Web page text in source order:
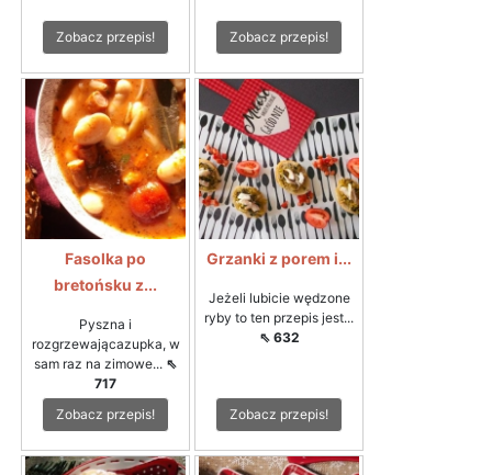
Zobacz przepis! Zobacz przepis!
Fasolka po
bretońsku z...
Pyszna i
rozgrzewającazupka, w
sam raz na zimowe... ⇖
717
Zobacz przepis!
Grzanki z porem i...
Jeżeli lubicie wędzone
ryby to ten przepis jest...
⇖ 632
Zobacz przepis!